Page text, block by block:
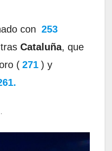
con 253
Cataluña, que
( 271 ) y
.